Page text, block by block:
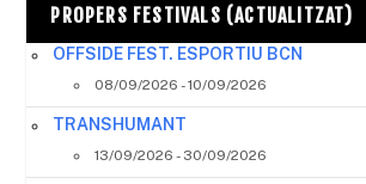
PROPERS FESTIVALS (ACTUALITZAT)
OFFSIDE FEST. ESPORTIU BCN
08/09/2026 - 10/09/2026
TRANSHUMANT
13/09/2026 - 30/09/2026